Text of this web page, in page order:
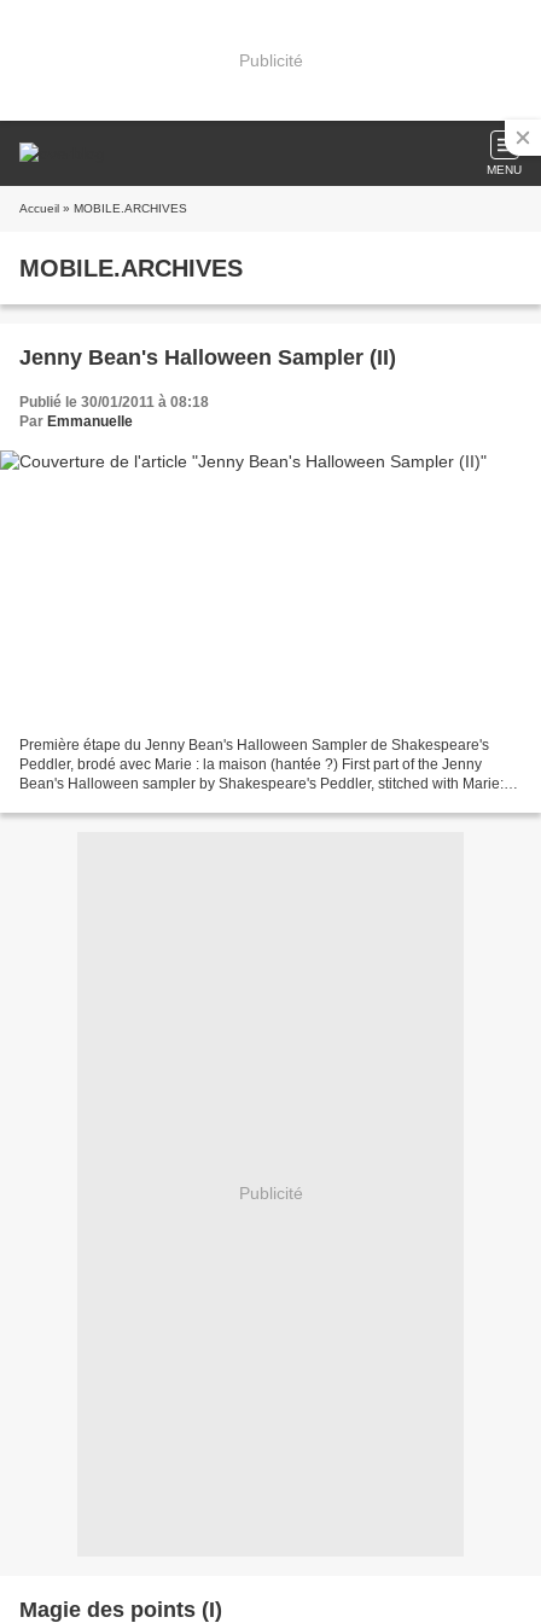
Publicité
MENU
Accueil » MOBILE.ARCHIVES
MOBILE.ARCHIVES
Jenny Bean's Halloween Sampler (II)
Publié le 30/01/2011 à 08:18
Par Emmanuelle
Première étape du Jenny Bean's Halloween Sampler de Shakespeare's
Peddler, brodé avec Marie : la maison (hantée ?) First part of the Jenny
Bean's Halloween sampler by Shakespeare's Peddler, stitched with Marie:
Publicité
Magie des points (I)